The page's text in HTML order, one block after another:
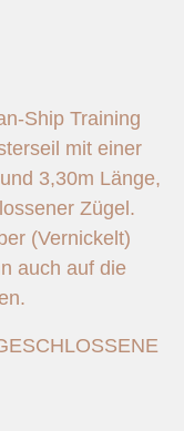
Ship Training
mit einer
3,30m Länge,
Zügel.
(Vernickelt)
auch auf die